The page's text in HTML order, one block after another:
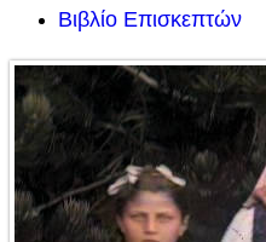
Βιβλίο Επισκεπτών